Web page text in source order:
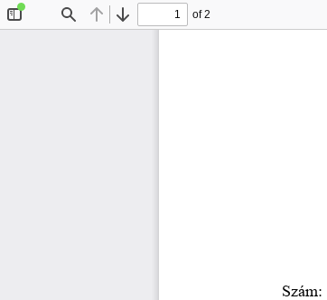
Find Previous
Next
of 2
Szám: